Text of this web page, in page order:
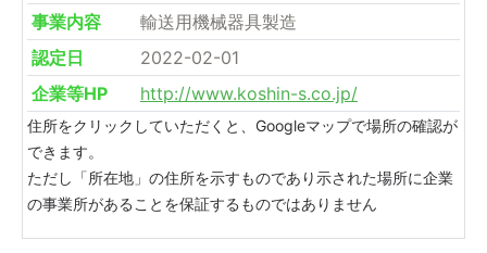
事業内容
輸送用機械器具製造
認定日
2022-02-01
企業等HP
http://www.koshin-s.co.jp/
住所をクリックしていただくと、Googleマップで場所の確認が
できます。
ただし「所在地」の住所を示すものであり示された場所に企業
の事業所があることを保証するものではありません